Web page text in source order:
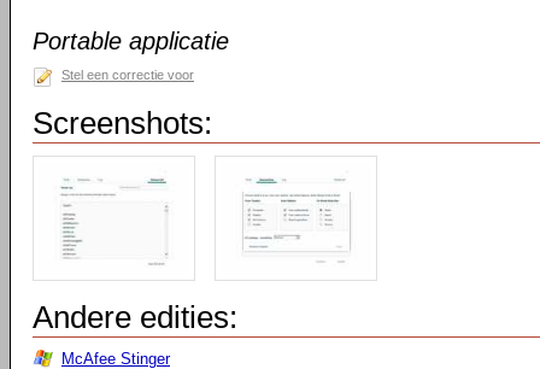
Portable applicatie
Stel een correctie voor
Screenshots:
Andere edities:
McAfee Stinger